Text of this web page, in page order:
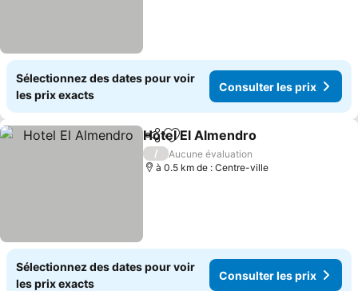
Sélectionnez des dates pour voir
les prix exacts
Consulter les prix
PartagerAjouter à mes favoris
Hotel El Almendro
/
Aucune évaluation
à 0.5 km de : Centre-ville
Sélectionnez des dates pour voir
les prix exacts
Consulter les prix